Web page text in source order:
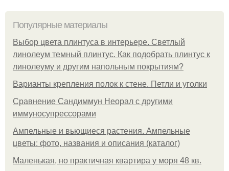
Популярные материалы
Выбор цвета плинтуса в интерьере. Светлый
линолеум темный плинтус. Как подобрать плинтус к
линолеуму и другим напольным покрытиям?
Варианты крепления полок к стене. Петли и уголки
Сравнение Сандиммун Неорал с другими
иммуносупрессорами
Ампельные и вьющиеся растения. Ампельные
цветы: фото, названия и описания (каталог)
Маленькая, но практичная квартира у моря 48 кв.